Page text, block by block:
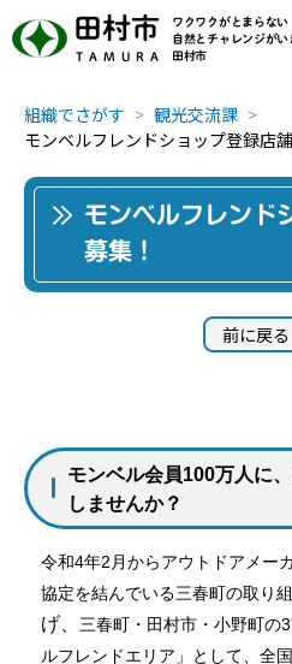
田村市
TAMURA
ワクワクがとまらない
自然とチャレンジがい
田村市
組織でさがす
観光交流課
モンベルフレンドショップ登録店
モンベルフレンド
募集！
前に戻る
モンベル会員100万人に
しませんか？
令和4年2 月からアウトドアメー
協定を結んでいる三春町の取り
げ、 三春町・田村市・小野町の
ルフレンドエリア」として、全